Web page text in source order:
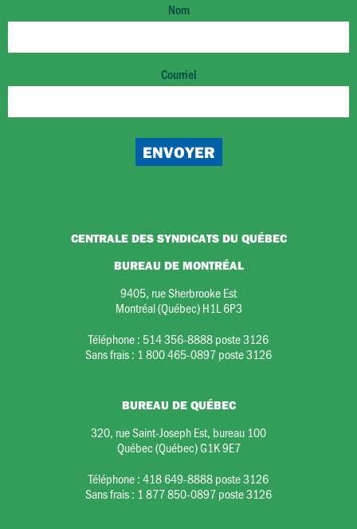
Nom
Courriel
CENTRALE DES SYNDICATS DU QUÉBEC
BUREAU DE MONTRÉAL
9405, rue Sherbrooke Est
Montréal (Québec) H1L 6P3
Téléphone : 514 356-8888 poste 3126
Sans frais : 1 800 465-0897 poste 3126
BUREAU DE QUÉBEC
320, rue Saint-Joseph Est, bureau 100
Québec (Québec) G1K 9E7
Téléphone :418 649-8888 poste 3126
Sans frais : 1 877 850-0897 poste 3126